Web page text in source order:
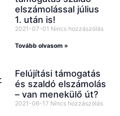
elszámolással július
1. után is!
2021-07-01 Nincs hozzászólás
Tovább olvasom »
Felújítási támogatás
és szaldó elszámolás
– van menekülő út?
2021-06-17 Nincs hozzászólás